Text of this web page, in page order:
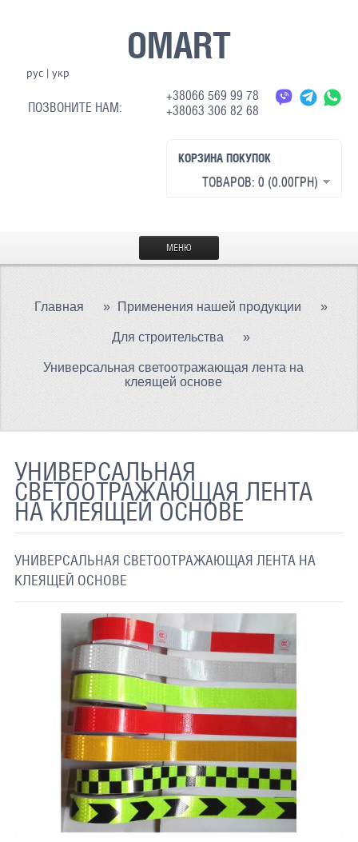
OMART
рус| укр
ПОЗВОНИТЕ НАМ:
+38066 569 99 78
+38063 306 82 68
КОРЗИНА ПОКУПОК
ТОВАРОВ: 0 (0.00ГРН)
МЕНЮ
МАТЕРИАЛЫ
СВЕТООТРАЖАЮЩАЯ ТКАНЬ
ТЕРМОХРОМНАЯ ТКАНЬ
СВЕТООТРАЖАЮЩИЕ ДОРОЖНЫЕ ЗНАКИ
СВЕТООТРАЖАЮЩАЯ КРАСКА
СВЯЗАТЬСЯ С НАМИ
Главная » Применения нашей продукции »
Для строительства »
Универсальная светоотражающая лента на
клеящей основе
УНИВЕРСАЛЬНАЯ
СВЕТООТРАЖАЮЩАЯ ЛЕНТА
НА КЛЕЯЩЕЙ ОСНОВЕ
УНИВЕРСАЛЬНАЯ СВЕТООТРАЖАЮЩАЯ ЛЕНТА НА
КЛЕЯЩЕЙ ОСНОВЕ